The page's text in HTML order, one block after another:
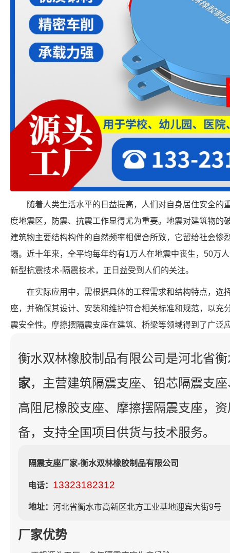
随着人类生活水平的日益提高，人们对自身居住安全的
度地震区，防震、抗震工作显得尤为重要。地震对建筑物的
建筑物主要结构构件的自然频率相偶合所致，它留给社会惨
塌。近十年来，全平均每年约有1万人在地震中丧生，50万
新型抗震技术-隔震技术，正日益受到人们的关注。
在实际应用中，需根据具体的工程需求和结构特点，选
座，并确保其设计、安装和维护符合相关标准和规范，以充
震安全性。摩擦摆隔震支座在建筑、桥梁等领域得到了广泛
衡水双林橡胶制品有限公司是河北省
家，主营建筑隔震支座、铅芯隔震支
高阻尼橡胶支座、摩擦摆隔震支座，
备，支持全国项目供货与技术服务。
隔震支座厂家-衡水双林橡胶制品有限公司
电话： 13323182312
地址： 河北省衡水市高新区北方工业基地迎宾大街9号
厂家优势